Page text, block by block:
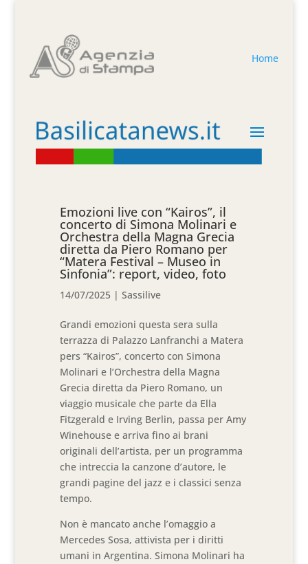
Home
Emozioni live con “Kairos”, il
concerto di Simona Molinari e
Orchestra della Magna Grecia
diretta da Piero Romano per
“Matera Festival – Museo in
Sinfonia”: report, video, foto
14/07/2025 |Sassilive
Grandi emozioni questa sera sulla
terrazza di Palazzo Lanfranchi a Matera
pers “Kairos”, concerto con Simona
Molinari e l’Orchestra della Magna
Grecia diretta da Piero Romano, un
viaggio musicale che parte da Ella
Fitzgerald e Irving Berlin, passa per Amy
Winehouse e arriva fino ai brani
originali dell’artista, per un programma
che intreccia la canzone d’autore, le
grandi pagine del jazz e i classici senza
tempo.
Non è mancato anche l’omaggio a
Mercedes Sosa, attivista per i diritti
umani in Argentina. Simona Molinari ha